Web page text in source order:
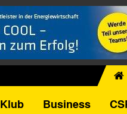
Klub Business